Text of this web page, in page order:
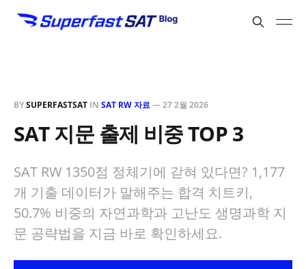
BYSUPERFASTSAT IN SAT RW 자료—27 2월 2026
SAT 지문 출제 비중 TOP 3
SAT RW 1350점 정체기에 갇혀 있다면? 1,177
개 기출 데이터가 말해주는 합격 치트키,
50.7% 비중의 자연과학과 고난도 생명과학 지
문 공략법을 지금 바로 확인하세요.